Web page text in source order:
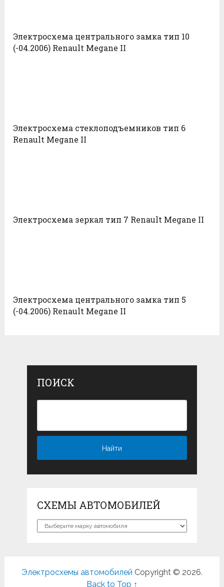
Электросхема центрального замка тип 10
(-04.2006) Renault Megane II
Электросхема стеклоподъемников тип 6
Renault Megane II
Электросхема зеркал тип 7 Renault Megane II
Электросхема центрального замка тип 5
(-04.2006) Renault Megane II
ПОИСК
СХЕМЫ АВТОМОБИЛЕЙ
Схемы
Электросхемы автомобилей Copyright © 2026.
Back to Top ↑